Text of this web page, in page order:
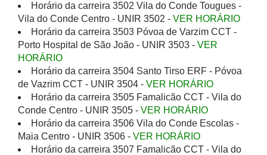
Horário da carreira 3502 Vila do Conde Tougues -
Vila do Conde Centro - UNIR 3502 - VER HORÁRIO
Horário da carreira 3503 Póvoa de Varzim CCT -
Porto Hospital de São João - UNIR 3503 - VER
HORÁRIO
Horário da carreira 3504 Santo Tirso ERF - Póvoa
de Vazrim CCT - UNIR 3504 - VER HORÁRIO
Horário da carreira 3505 Famalicão CCT - Vila do
Conde Centro - UNIR 3505 - VER HORÁRIO
Horário da carreira 3506 Vila do Conde Escolas -
Maia Centro - UNIR 3506 - VER HORÁRIO
Horário da carreira 3507 Famalicão CCT - Vila do